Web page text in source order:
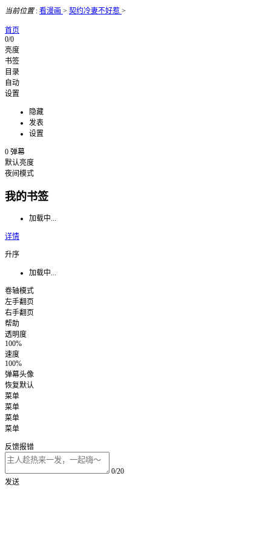
当前位置: 看漫画 > 契约冷妻不好惹 >
首页
0/0
亮度
书签
目录
自动
设置
隐藏
发表
设置
0 弹幕
默认亮度
夜间模式
我的书签
加载中...
详情
升序
加载中...
卷轴模式
左手翻页
右手翻页
帮助
透明度
100%
速度
100%
弹幕头像
恢复默认
菜单
菜单
菜单
菜单
反馈报错
0/20
发送